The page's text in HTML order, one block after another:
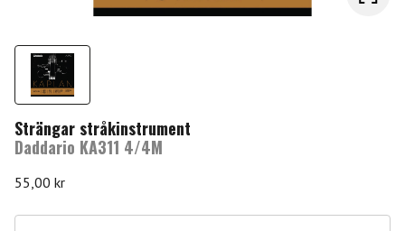
Strängar stråkinstrument
Daddario KA311 4/4M
55,00 kr